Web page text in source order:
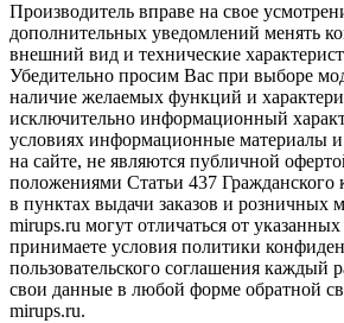
Производитель вправе на свое
дополнительных уведомлений менять
внешний вид и технические
Убедительно просим Вас при выборе
наличие желаемых функций и
исключительно информационный
условиях информационные материалы
на сайте, не являются публичной
положениями Статьи 437
в пунктах выдачи заказов и розничных
mirups.ru могут отличаться от
принимаете условия политики
пользовательского соглашения каждый
свои данные в любой форме обратной
mirups.ru.